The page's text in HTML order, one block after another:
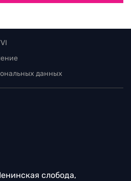
данных
слобода,